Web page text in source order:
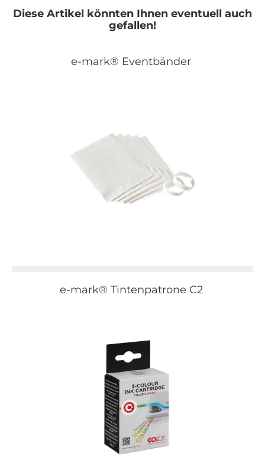
Diese Artikel könnten Ihnen eventuell auch
gefallen!
e-mark® Eventbänder
e-mark® Tintenpatrone C2